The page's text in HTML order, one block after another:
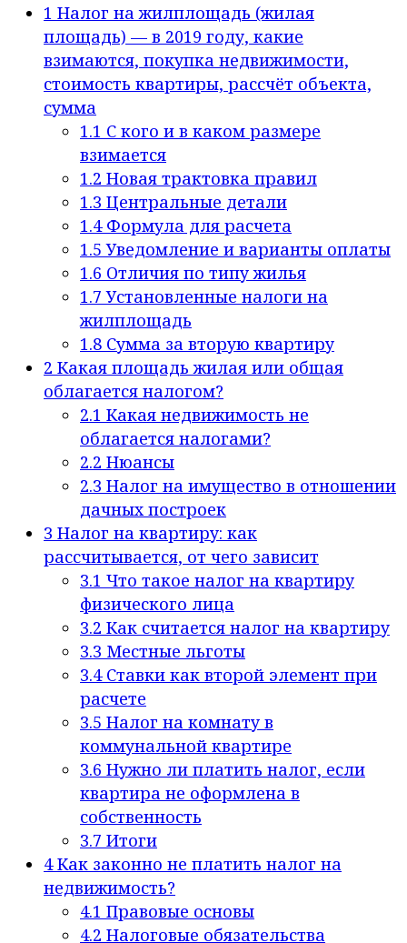
1 Налог на жилплощадь (жилая
площадь) — в 2019 году, какие
взимаются, покупка недвижимости,
стоимость квартиры, рассчёт объекта,
сумма
1.1 С кого и в каком размере
взимается
1.2 Новая трактовка правил
1.3 Центральные детали
1.4Формула для расчета
1.5 Уведомление и варианты оплаты
1.6 Отличия по типу жилья
1.7 Установленные налоги на
жилплощадь
1.8 Сумма за вторую квартиру
2 Какая площадь жилая или общая
облагается налогом?
2.1 Какая недвижимость не
облагается налогами?
2.2 Нюансы
2.3 Налог на имущество в отношении
дачных построек
3 Налог на квартиру: как
рассчитывается, от чего зависит
3.1 Что такое налог на квартиру
физического лица
3.2 Как считается налог на квартиру
3.3 Местные льготы
3.4Ставки как второй элемент при
расчете
3.5 Налог на комнату в
коммунальной квартире
3.6 Нужно ли платить налог, если
квартира не оформлена в
собственность
3.7 Итоги
4Как законно не платить налог на
недвижимость?
4.1 Правовые основы
4.2 Налоговые обязательства